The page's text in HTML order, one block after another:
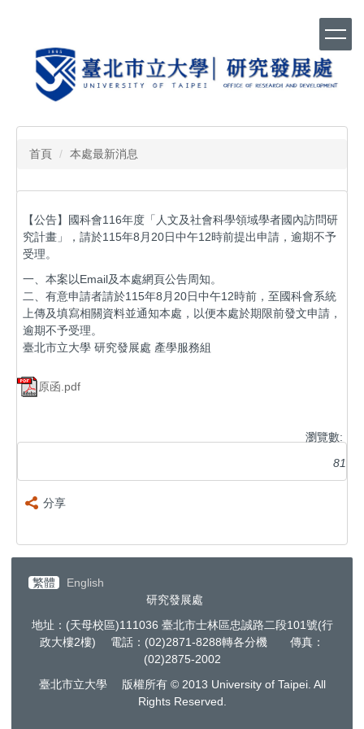
首頁 本處最新消息
【公告】國科會116年度「人文及社會科學領域學者國內訪問研
究計畫」，請於115年8月20日中午12時前提出申請，逾期不予
受理。
一、本案以Email及本處網頁公告周知。
二、有意申請者請於115年8月20日中午12時前，至國科會系統
上傳及填寫相關資料並通知本處，以便本處於期限前發文申請，
逾期不予受理。
臺北市立大學 研究發展處 產學服務組
原函.pdf
瀏覽數:
81
分享
繁體
English
研究發展處
地址：(天母校區)111036 臺北市士林區忠誠路二段101號(行
政大樓2樓) 電話：(02)2871-8288轉各分機 傳真：
(02)2875-2002
臺北市立大學 版權所有 © 2013 University of Taipei. All
Rights Reserved.